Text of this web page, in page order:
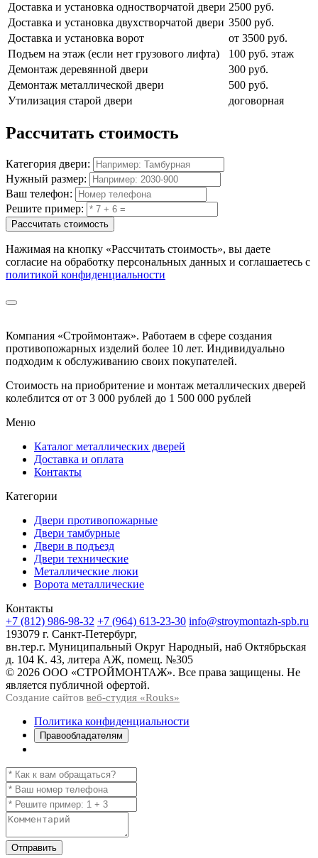
Доставка и установка одностворчатой двери 2500 руб.
Доставка и установка двухстворчатой двери 3500 руб.
Доставка и установка ворот
от 3500 руб.
Подъем на этаж (если нет грузового лифта)
100 руб. этаж
Демонтаж деревянной двери
300 руб.
Демонтаж металлической двери
500 руб.
Утилизация старой двери
договорная
Рассчитать стоимость
Категория двери:
Нужный размер:
Ваш телефон:
Решите пример:
Рассчитать стоимость
Нажимая на кнопку «Рассчитать стоимость», вы даете
согласие на обработку персональных данных и соглашаетесь с
политикой конфиденциальности
Компания «Строймонтаж». Работаем в сфере создания
противопожарных изделий более 10 лет. Индивидуально
подходим к обслуживанию своих покупателей.
Стоимость на приобритение и монтаж металлических дверей
колеблится от от 3 000 рублей до 1 500 000 рублей
Меню
Каталог металлических дверей
Доставка и оплата
Контакты
Категории
Двери противопожарные
Двери тамбурные
Двери в подъезд
Двери технические
Металлические люки
Ворота металлические
Контакты
+7 (812) 986-98-32 +7 (964) 613-23-30 info@stroymontazh-spb.ru
193079 г. Санкт-Петербург,
вн.тер.г. Муниципальный Округ Народный, наб Октябрьская
д. 104 К. 43, литера АЖ, помещ. №305
© 2026 ООО «СТРОЙМОНТАЖ». Все права защищены. Не
является публичной офертой.
Создание сайтов веб-студия «Rouks»
Политика конфиденциальности
Правообладателям
Отправить